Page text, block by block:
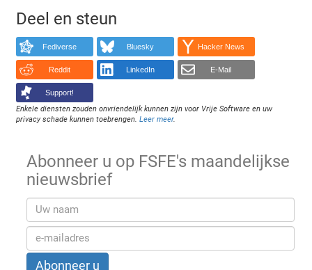
Deel en steun
Fediverse Bluesky Hacker News
Reddit LinkedIn E-Mail
Support!
Enkele diensten zouden onvriendelijk kunnen zijn voor Vrije Software en uw
privacy schade kunnen toebrengen.Leer meer.
Abonneer u op FSFE's maandelijkse
nieuwsbrief